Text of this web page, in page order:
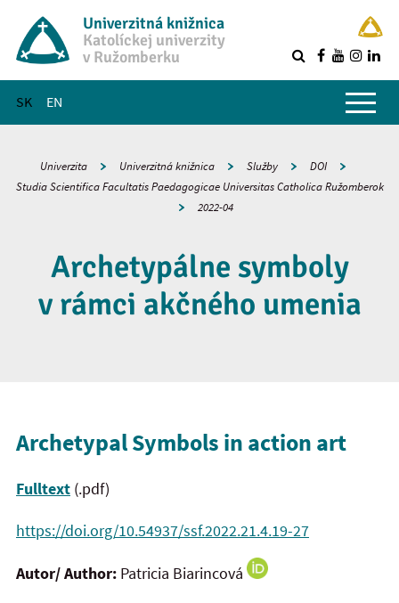
Univerzitná knižnica
Katolíckej univerzity
v Ružomberku
SK EN
Hlavné menu
Univerzita Univerzitná knižnica Služby
DOI
Studia Scientifica Facultatis Paedagogicae Universitas Catholica Ružomberok
2022-04
Archetypálne symboly
v rámci akčného umenia
Archetypal Symbols in action art
Fulltext (.pdf)
https://doi.org/10.54937/ssf.2022.21.4.19-27
Autor/ Author: Patricia Biarincová